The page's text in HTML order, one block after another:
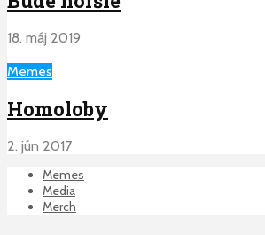
18. máj 2019
Memes
Homoloby
2. jún 2017
Memes
Media
Merch